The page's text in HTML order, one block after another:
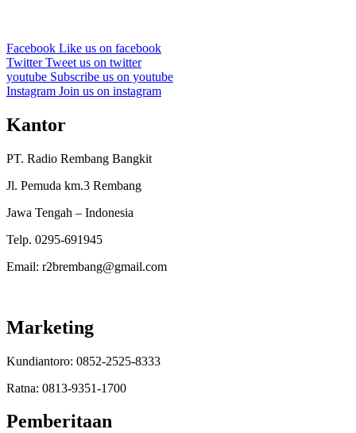
Facebook Like us on facebook
TwitterTweet us on twitter
youtube Subscribe us on youtube
Instagram Join us on instagram
Kantor
PT. Radio Rembang Bangkit
Jl. Pemuda km.3 Rembang
Jawa Tengah – Indonesia
Telp. 0295-691945
Email: r2brembang@gmail.com
Marketing
Kundiantoro: 0852-2525-8333
Ratna: 0813-9351-1700
Pemberitaan